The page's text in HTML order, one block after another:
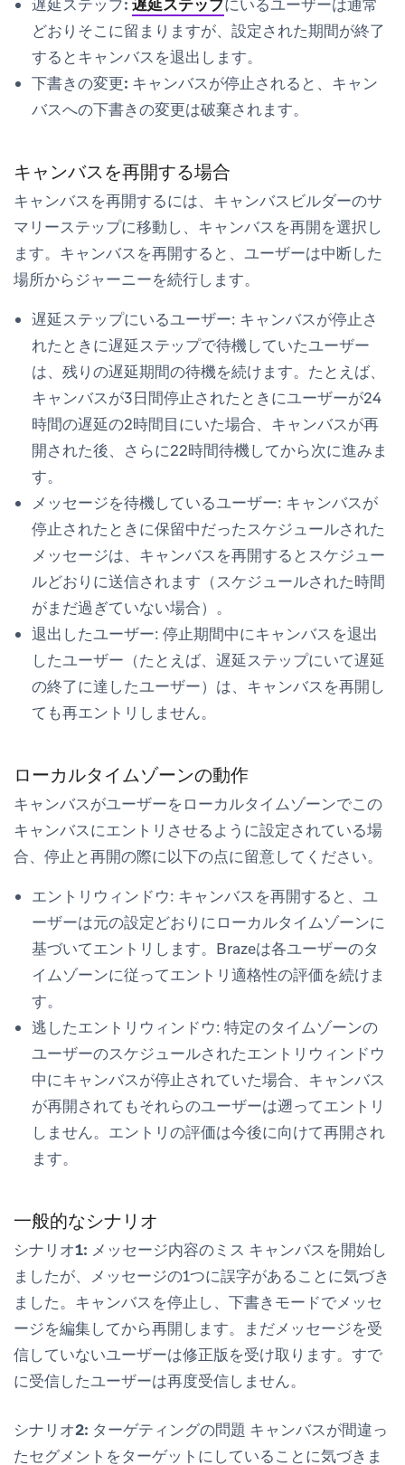
遅延ステップ: 遅延ステップにいるユーザーは通常
どおりそこに留まりますが、設定された期間が終了
するとキャンバスを退出します。
下書きの変更: キャンバスが停止されると、キャン
バスへの下書きの変更は破棄されます。
キャンバスを再開する場合
キャンバスを再開するには、キャンバスビルダーのサ
マリーステップに移動し、 キャンバスを再開を選択し
ます。キャンバスを再開すると、ユーザーは中断した
場所からジャーニーを続行します。
遅延ステップにいるユーザー: キャンバスが停止さ
れたときに遅延ステップで待機していたユーザー
は、残りの遅延期間の待機を続けます。たとえば、
キャンバスが3日間停止されたときにユーザーが24
時間の遅延の2時間目にいた場合、キャンバスが再
開された後、さらに22時間待機してから次に進みま
す。
メッセージを待機しているユーザー: キャンバスが
停止されたときに保留中だったスケジュールされた
メッセージは、キャンバスを再開するとスケジュー
ルどおりに送信されます（スケジュールされた時間
がまだ過ぎていない場合）。
退出したユーザー: 停止期間中にキャンバスを退出
したユーザー（たとえば、遅延ステップにいて遅延
の終了に達したユーザー）は、キャンバスを再開し
ても再エントリしません。
ローカルタイムゾーンの動作
キャンバスがユーザーをローカルタイムゾーンでこの
キャンバスにエントリさせるように設定されている場
合、停止と再開の際に以下の点に留意してください。
エントリウィンドウ: キャンバスを再開すると、ユ
ーザーは元の設定どおりにローカルタイムゾーンに
基づいてエントリします。Brazeは各ユーザーのタ
イムゾーンに従ってエントリ適格性の評価を続けま
す。
逃したエントリウィンドウ: 特定のタイムゾーンの
ユーザーのスケジュールされたエントリウィンドウ
中にキャンバスが停止されていた場合、キャンバス
が再開されてもそれらのユーザーは遡ってエントリ
しません。エントリの評価は今後に向けて再開され
ます。
一般的なシナリオ
シナリオ1: メッセージ内容のミス キャンバスを開始し
ましたが、メッセージの1つに誤字があることに気づき
ました。キャンバスを停止し、下書きモードでメッセ
ージを編集してから再開します。まだメッセージを受
信していないユーザーは修正版を受け取ります。すで
に受信したユーザーは再度受信しません。
シナリオ2: ターゲティングの問題 キャンバスが間違っ
たセグメントをターゲットにしていることに気づきま